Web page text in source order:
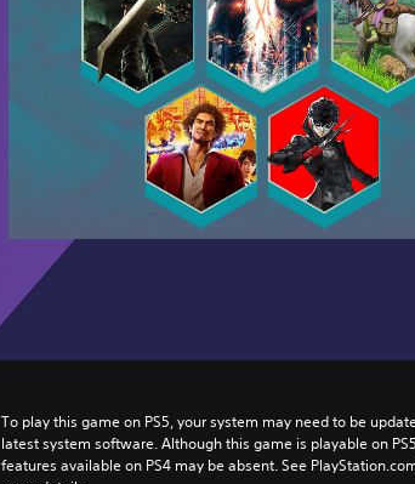
To play this game on PS5, your system may need to be
latest system software. Although this game is playable on
features available on PS4 may be absent. See